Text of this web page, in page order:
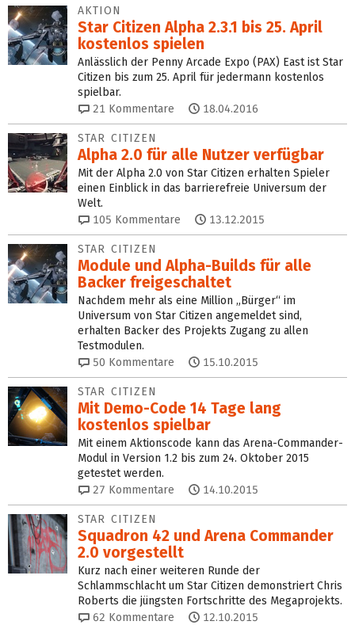
AKTION
Star Citizen Alpha 2.3.1 bis 25. April
kostenlos spielen
Anlässlich der Penny Arcade Expo (PAX) East ist Star
Citizen bis zum 25. April für jedermann kostenlos
spielbar.
21 Kommentare 18.04.2016
STAR CITIZEN
Alpha 2.0 für alle Nutzer verfügbar
Mit der Alpha 2.0 von Star Citizen erhalten Spieler
einen Einblick in das barrierefreie Universum der
Welt.
105 Kommentare 13.12.2015
STAR CITIZEN
Module und Alpha-Builds für alle
Backer freigeschaltet
Nachdem mehr als eine Million „Bürger“ im
Universum von Star Citizen angemeldet sind,
erhalten Backer des Projekts Zugang zu allen
Testmodulen.
50 Kommentare 15.10.2015
STAR CITIZEN
Mit Demo-Code 14 Tage lang
kostenlos spielbar
Mit einem Aktionscode kann das Arena-Commander-
Modul in Version 1.2 bis zum 24. Oktober 2015
getestet werden.
27 Kommentare 14.10.2015
STAR CITIZEN
Squadron 42 und Arena Commander
2.0 vorgestellt
Kurz nach einer weiteren Runde der
Schlammschlacht um Star Citizen demonstriert Chris
Roberts die jüngsten Fortschritte des Megaprojekts.
62 Kommentare 12.10.2015